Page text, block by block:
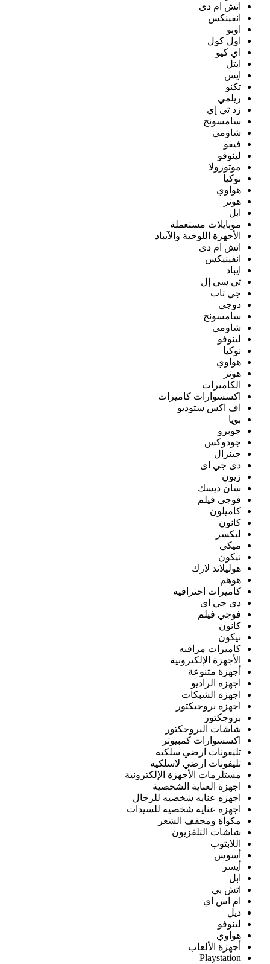
اتش ام دى
انفينكس
اوبو
اول كول
اي كيو
ايتل
ايس
تكنو
ريلمي
زد تي إي
سامسونج
شاومي
فيفو
لينوفو
موتورولا
نوكيا
هواوي
هونر
ابل
موبايلات مستعملة
الأجهزة اللوحية والآيباد
اتش ام دى
انفينيكس
ايباد
تي سي إل
جي تاب
دوجى
سامسونج
شاومي
لينوفو
نوكيا
هواوي
هونر
الكاميرات
اكسسوارات كاميرات
اف اكس ستوديو
بويا
جوبرو
جودوكس
جينرال
دى جي اى
زيون
سان ديسك
فوجى فيلم
كاميلون
كانون
ليكسر
ميكي
نيكون
هوليلاند لارك
هوهم
كاميرات احترافيه
دى جي اى
فوجي فيلم
كانون
نيكون
كاميرات مراقبه
الأجهزة الإلكترونية
أجهزة متنوعة
اجهزه الراديو
اجهزه الشبكات
اجهزه بروجيكتور
بروجكتور
شاشات البروجكتور
اكسسوارات كمبيوتر
تليفونات ارضي سلكيه
تليفونات ارضي لاسلكيه
مستلزمات الأجهزة الإلكترونية
اجهزة العناية الشخصية
اجهزه عنايه شخصيه للرجال
اجهزه عنايه شخصيه للسيدات
مكواة ومجفف الشعر
شاشات التلفزيون
اللابتوب
أسوس
أيسر
ابل
اتش بي
ام اس اي
ديل
لينوفو
هواوي
أجهزة الألعاب
Playstation